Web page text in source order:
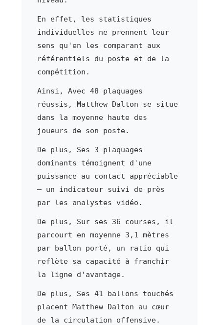
En effet, les statistiques
individuelles ne prennent leur
sens qu'en les comparant aux
référentiels du poste et de la
compétition.
Ainsi, Avec 48 plaquages
réussis, Matthew Dalton se situe
dans la moyenne haute des
joueurs de son poste.
De plus, Ses 3 plaquages
dominants témoignent d'une
puissance au contact appréciable
— un indicateur suivi de près
par les analystes vidéo.
De plus, Sur ses 36 courses, il
parcourt en moyenne 3,1 mètres
par ballon porté, un ratio qui
reflète sa capacité à franchir
la ligne d'avantage.
De plus, Ses 41 ballons touchés
placent Matthew Dalton au cœur
de la circulation offensive.